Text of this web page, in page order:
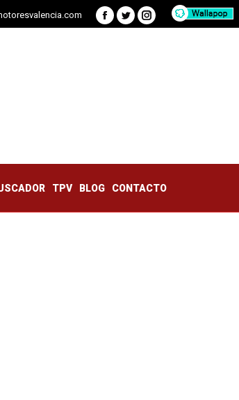
Facebook
TwitterInstagram
TPV BLOG CONTACTO
BUSCADOR TPV BLOG CONTACTO